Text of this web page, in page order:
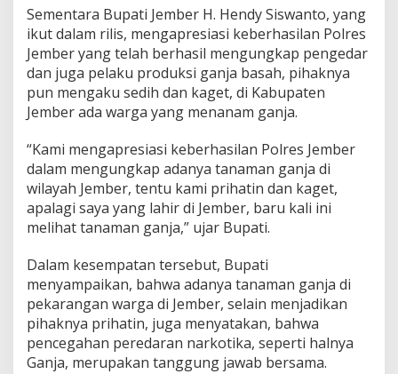
Sementara Bupati Jember H. Hendy Siswanto, yang
ikut dalam rilis, mengapresiasi keberhasilan Polres
Jember yang telah berhasil mengungkap pengedar
dan juga pelaku produksi ganja basah, pihaknya
pun mengaku sedih dan kaget, di Kabupaten
Jember ada warga yang menanam ganja.
“Kami mengapresiasi keberhasilan Polres Jember
dalam mengungkap adanya tanaman ganja di
wilayah Jember, tentu kami prihatin dan kaget,
apalagi saya yang lahir di Jember, baru kali ini
melihat tanaman ganja,” ujar Bupati.
Dalam kesempatan tersebut, Bupati
menyampaikan, bahwa adanya tanaman ganja di
pekarangan warga di Jember, selain menjadikan
pihaknya prihatin, juga menyatakan, bahwa
pencegahan peredaran narkotika, seperti halnya
Ganja, merupakan tanggung jawab bersama.